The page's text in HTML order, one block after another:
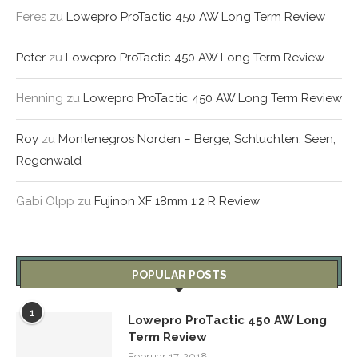
Feres zu Lowepro ProTactic 450 AW Long Term Review
Peter zu Lowepro ProTactic 450 AW Long Term Review
Henning zu Lowepro ProTactic 450 AW Long Term Review
Roy zu Montenegros Norden – Berge, Schluchten, Seen,
Regenwald
Gabi Olpp zu Fujinon XF 18mm 1:2 R Review
POPULAR POSTS
1
Lowepro ProTactic 450 AW Long
Term Review